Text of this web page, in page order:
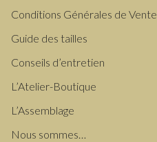
Conditions Générales de Vente
Guide des tailles
Conseils d’entretien
L’Atelier-Boutique
L’Assemblage
Nous sommes…